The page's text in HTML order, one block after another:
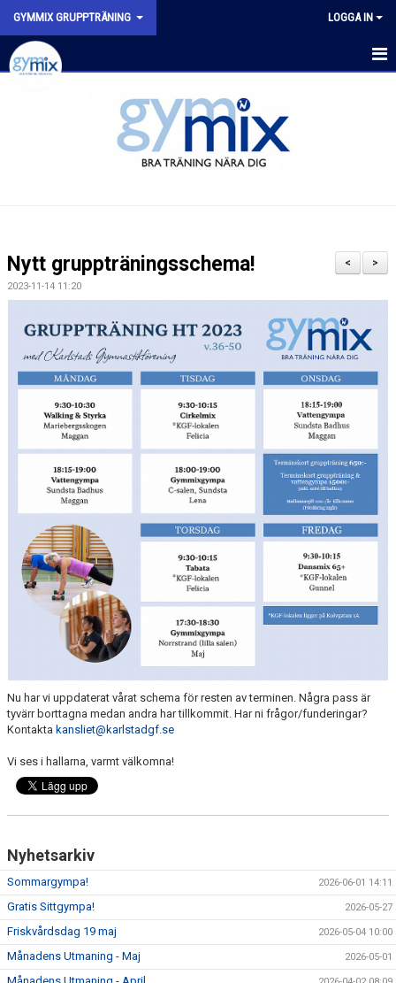
GYMMIX GRUPPTRÄNING LOGGA IN
>
<
Nytt gruppträningsschema!
2023-11-14 11:20
Nu har vi uppdaterat vårat schema för resten av terminen. Några pass är
tyvärr borttagna medan andra har tillkommit. Har ni frågor/funderingar?
Kontakta kansliet@karlstadgf.se
Vi ses i hallarna, varmt välkomna!
Nyhetsarkiv
Sommargympa! 2026-06-01 14:11
Gratis Sittgympa! 2026-05-27
Friskvårdsdag 19 maj 2026-05-04 10:00
Månadens Utmaning - Maj 2026-05-01